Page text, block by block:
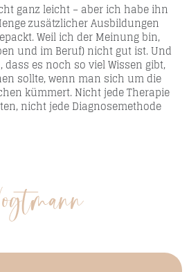
ganz leicht – aber ich habe ihn
zusätzlicher Ausbildungen
Weil ich der Meinung bin,
und im Beruf) nicht gut ist. Und
es noch so viel Wissen gibt,
sollte, wenn man sich um die
kümmert. Nicht jede Therapie
nicht jede Diagnosemethode